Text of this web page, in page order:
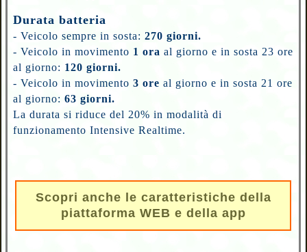
Durata batteria
- Veicolo sempre in sosta:270 giorni.
- Veicolo in movimento 1 ora al giorno e in sosta 23 ore
al giorno: 120 giorni.
- Veicolo in movimento 3 ore al giorno e in sosta 21 ore
al giorno:63 giorni.
La durata si riduce del 20% in modalità di
funzionamento Intensive Realtime.
Scopri anche le caratteristiche della
piattaforma WEB e della app